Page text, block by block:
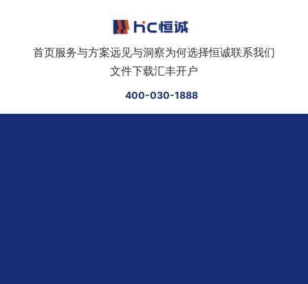
首页服务与方案远见与洞察为何选择恒诚联系我们
文件下载汇丰开户
400-030-1888